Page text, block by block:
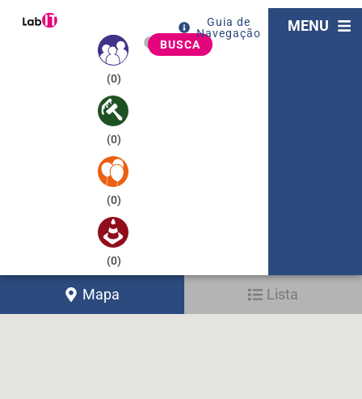
(0)
(0)
(0)
(0)
BUSCA
Guia de
Navegação
MENU
Mapa Lista